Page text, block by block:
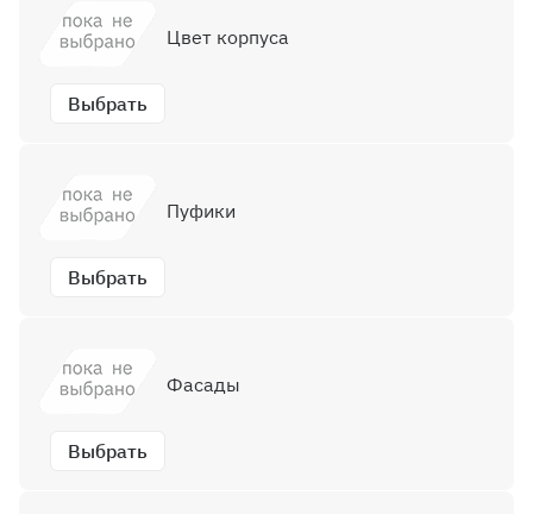
Выбрать
Цвет корпуса
Выбрать
Пуфики
Выбрать
Фасады